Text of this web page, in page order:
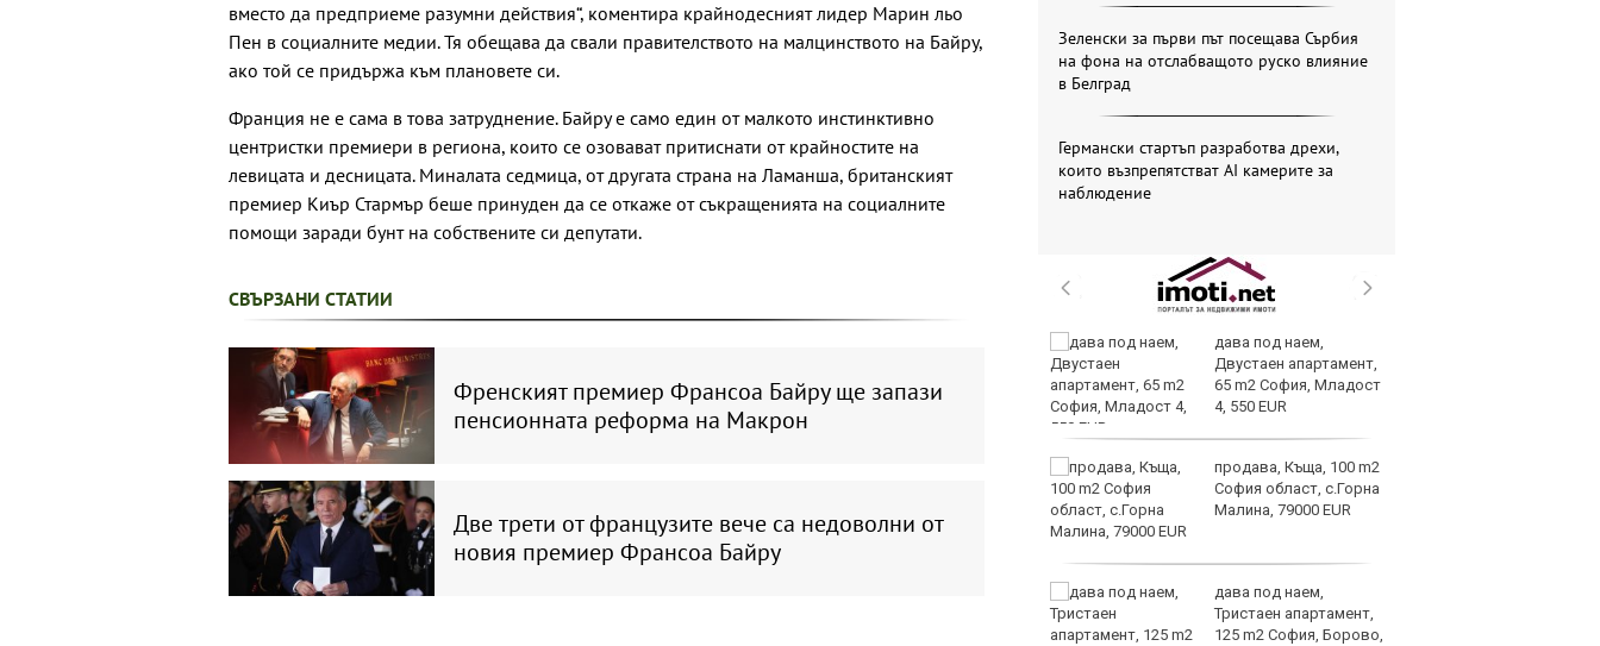
вместо да предприеме разумни действия“, коментира крайнодесният лидер Марин льо
Пен в социалните медии. Тя обещава да свали правителството на малцинството на Байру,
ако той се придържа към плановете си.
Франция не е сама в това затруднение. Байру е само един от малкото инстинктивно
центристки премиери в региона, които се озовават притиснати от крайностите на
левицата и десницата. Миналата седмица, от другата страна на Ламанша, британският
премиер Киър Стармър беше принуден да се откаже от съкращенията на социалните
помощи заради бунт на собствените си депутати.
СВЪРЗАНИ СТАТИИ
Френският премиер Франсоа Байру ще запази
пенсионната реформа на Макрон
Две трети от французите вече са недоволни от
новия премиер Франсоа Байру
Зеленски за първи път посещава Сърбия
на фона на отслабващото руско влияние
в Белград
Германски стартъп разработва дрехи,
които възпрепятстват AI камерите за
наблюдение
на празника на града
дава под наем,
Двустаен апартамент,
65 m2 София, Младост
4, 550 EUR
продава, Къща, 100 m2
София област, с.Горна
Малина, 79000 EUR
дава под наем,
Тристаен апартамент,
125 m2 София, Борово,